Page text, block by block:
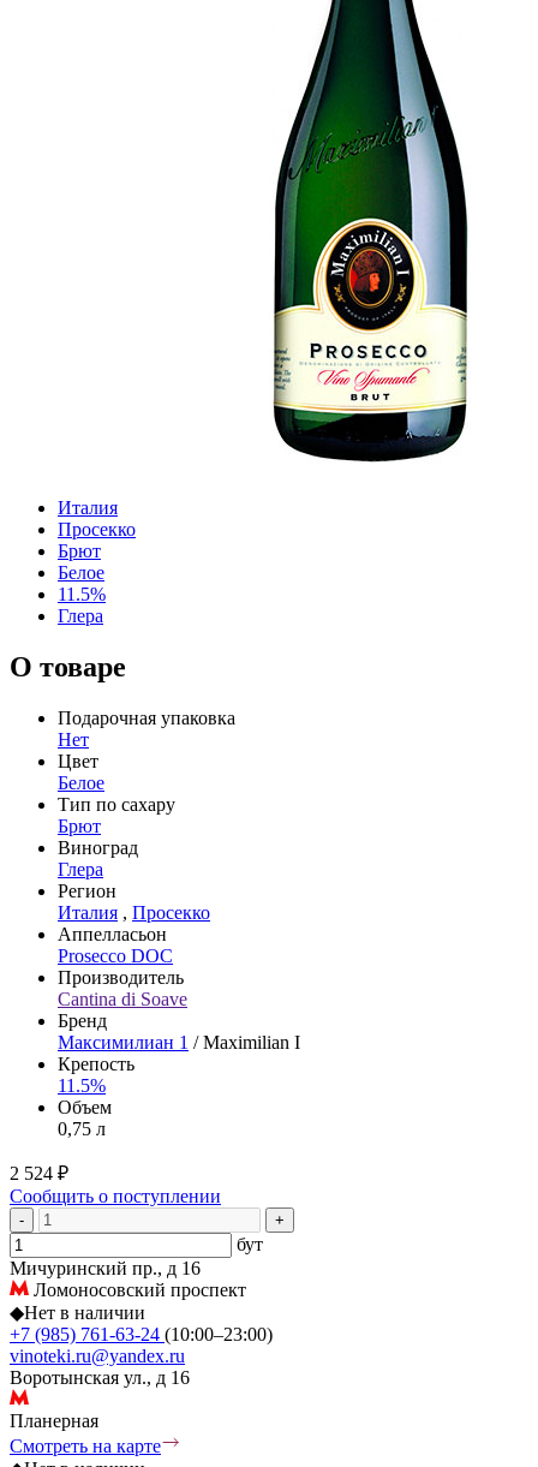
Италия
Просекко
Брют
Белое
11.5%
Глера
О товаре
Подарочная упаковка
Нет
Цвет
Белое
Тип по сахару
Брют
Виноград
Глера
Регион
Италия , Просекко
Аппелласьон
Prosecco DOC
Производитель
Cantina di Soave
Бренд
Максимилиан 1 / Maximilian I
Крепость
11.5%
Объем
0,75 л
2 524 ₽
Сообщить о поступлении
- +
бут
Мичуринский пр., д 16
Ломоносовский проспект
◆Нет в наличии
+7 (985) 761-63-24 (10:00–23:00)
vinoteki.ru@yandex.ru
Воротынская ул., д 16
Планерная
Смотреть на карте